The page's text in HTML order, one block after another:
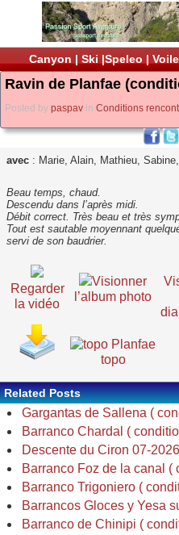
Canyon | Ski |Speleo | Voile
Ravin de Planfae
Posted by paspav in Conditions
avec : Marie, Alain, Mathieu,
Beau temps, chaud.
Descendu dans l’après midi.
Débit correct. Très beau et très
Tout est sautable moyennant
servi de son baudrier.
Regarder
la vidéo
Visionner
l’album photo
topo
Related Posts
Gargantas de Sallena (
Barranco Chardal (
Descente du Ciron 07-
Barranco Foz de la canal (
Barranco Trigoniero (
Barrancos Gloces y Yesa
Barranco de Chinipi (